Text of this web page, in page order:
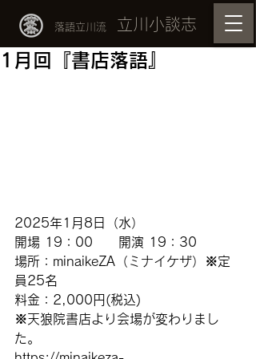
落語立川流 立川小談志
1月回『書店落語』
2025年1月8日（水）
開場 19：00　　開演 19：30
場所：minaikeZA（ミナイケザ）※定
員25名
料金：2,000円(税込)
※天狼院書店より会場が変わりまし
た。